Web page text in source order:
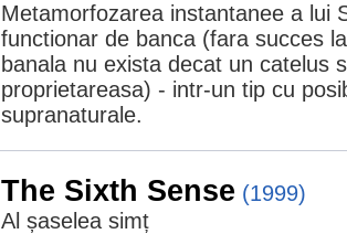
Metamorfozarea instantanee a lui
functionar de banca (fara succes
banala nu exista decat un catelus
proprietareasa) - intr-un tip cu
supranaturale.
The Sixth Sense (1999)
Al șaselea simț